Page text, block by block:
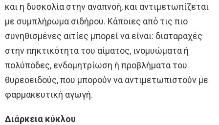
και η δυσκολία στην αναπνοή, και αντιμετωπίζεται
με συμπλήρωμα σιδήρου. Κάποιες από τις πιο
συνηθισμένες αιτίες μπορεί να είναι: διαταραχές
στην πηκτικότητα του αίματος, ινομυώματα ή
πολύποδες, ενδομητρίωση ή προβλήματα του
θυρεοειδούς, που μπορούν να αντιμετωπιστούν με
φαρμακευτική αγωγή.
Διάρκεια κύκλου